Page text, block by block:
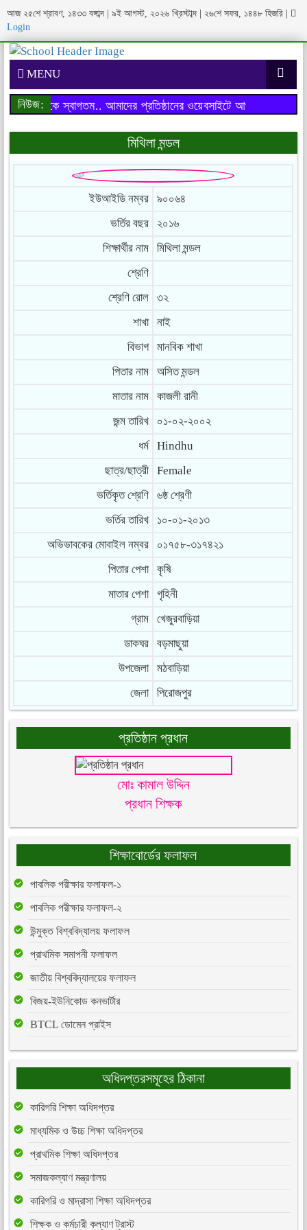
আজ ২৫শে শ্রাবণ, ১৪৩৩ বঙ্গাব্দ | ৯ই আগস্ট, ২০২৬ খ্রিস্টাব্দ | ২৬শে সফর, ১৪৪৮ হিজরি
Login
MENU
নিউজ: আমাদের প্রতিষ্ঠানের ওয়েবসাইটে আপনাকে স্বাগতম..
আপনাকে স্বাগতম..
মিথিলা মন্ডল
ইউআইডি নম্বর
৯০০৬৪
ভর্তির বছর
২০১৬
শিক্ষার্থীর নাম
মিথিলা মন্ডল
শ্রেণি
শ্রেণি রোল
৩২
শাখা
নাই
বিভাগ
মানবিক শাখা
পিতার নাম
অসিত মন্ডল
মাতার নাম
কাজলী রানী
জন্ম তারিখ
০১-০২-২০০২
ধর্ম
Hindhu
ছাত্র/ছাত্রী
Female
ভর্তিকৃত শ্রেণি
৬ষ্ঠ শ্রেণী
ভর্তির তারিখ
১০-০১-২০১৩
অভিভাবকের মোবাইল নম্বর
০১৭৫৮-৩১৭৪২১
পিতার পেশা
কৃষি
মাতার পেশা
গৃহিনী
গ্রাম
খেজুরবাড়িয়া
ডাকঘর
বড়মাছুয়া
উপজেলা
মঠবাড়িয়া
জেলা
পিরোজপুর
প্রতিষ্ঠান প্রধান
মোঃ কামাল উদ্দিন
প্রধান শিক্ষক
শিক্ষাবোর্ডের ফলাফল
পাবলিক পরীক্ষার ফলাফল-১
পাবলিক পরীক্ষার ফলাফল-২
উন্মুক্ত বিশ্ববিদ্যালয় ফলাফল
প্রাথমিক সমাপনী ফলাফল
জাতীয় বিশ্ববিদ্যালয়ের ফলাফল
বিজয়-ইউনিকোড কনভার্টার
BTCL ডোমেন প্রাইস
অধিদপ্তরসমূহের ঠিকানা
কারিগরি শিক্ষা অধিদপ্তর
মাধ্যমিক ও উচ্চ শিক্ষা অধিদপ্তর
প্রাথমিক শিক্ষা অধিদপ্তর
সমাজকল্যাণ মন্ত্রণালয়
কারিগরি ও মাদ্রাসা শিক্ষা অধিদপ্তর
শিক্ষক ও কর্মচারী কল্যাণ ট্রাস্ট